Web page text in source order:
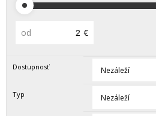
od €
Dostupnosť Nezáleží
Typ Nezáleží